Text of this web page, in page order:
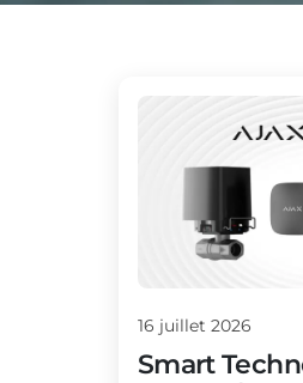
16 juillet 2026
Smart